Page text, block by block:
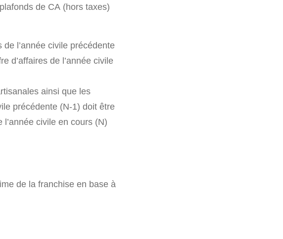
de CA (hors taxes)
l’année civile précédente
d’affaires de l’année civile
ainsi que les
précédente (N-1) doit être
civile en cours (N)
de la franchise en base à